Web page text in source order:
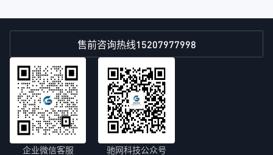
售前咨询热线15207977998
企业微信客服 驰网科技公众号